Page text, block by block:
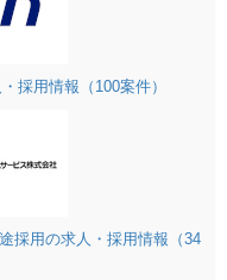
採用情報（100案件）
採用の求人・採用情報（34